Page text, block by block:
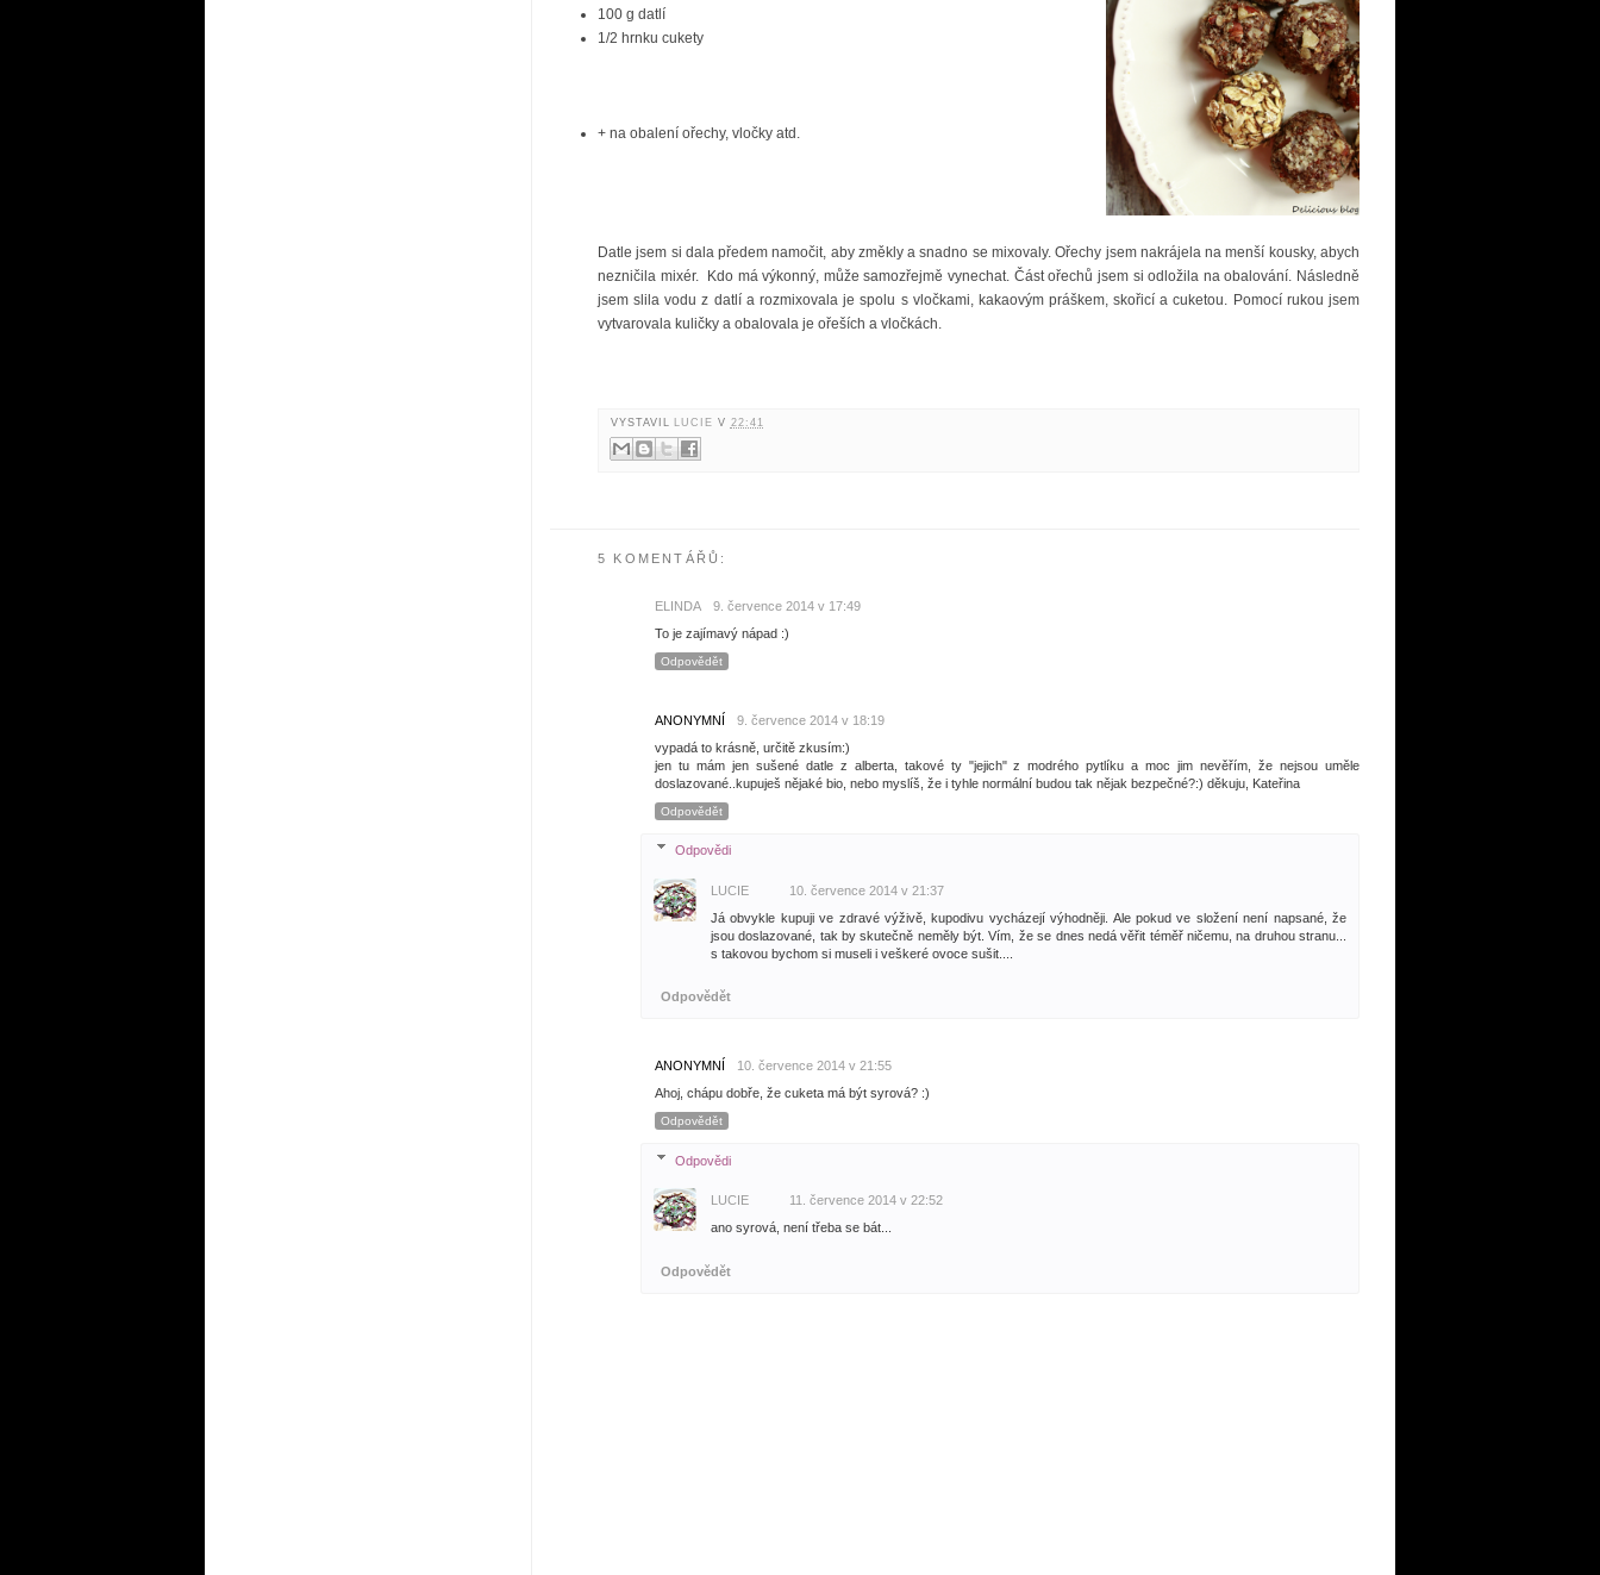
100 g datlí
1/2 hrnku cukety
+ na obalení ořechy, vločky atd.
Datle jsem si dala předem namočit, aby změkly a snadno se mixovaly. Ořechy jsem nakrájela na menší kousky, abych
nezničila mixér. Kdo má výkonný, může samozřejmě vynechat. Část ořechů jsem si odložila na obalování. Následně
jsem slila vodu z datlí a rozmixovala je spolu s vločkami, kakaovým práškem, skořicí a cuketou. Pomocí rukou jsem
vytvarovala kuličky a obalovala je ořeších a vločkách.
VYSTAVIL LUCIEV 22:41
5 KOMENTÁŘŮ:
ELINDA
9. července 2014 v 17:49
To je zajímavý nápad :)
Odpovědět
ANONYMNÍ
9. července 2014 v 18:19
vypadá to krásně, určitě zkusím:)
jen tu mám jen sušené datle z alberta, takové ty "jejich" z modrého pytlíku a moc jim nevěřím, že nejsou uměle
doslazované..kupuješ nějaké bio, nebo myslíš, že i tyhle normální budou tak nějak bezpečné?:) děkuju, Kateřina
Odpovědět
Odpovědi
LUCIE
10. července 2014 v 21:37
Já obvykle kupuji ve zdravé výživě, kupodivu vycházejí výhodněji. Ale pokud ve složení není napsané, že
jsou doslazované, tak by skutečně neměly být. Vím, že se dnes nedá věřit téměř ničemu, na druhou stranu...
s takovou bychom si museli i veškeré ovoce sušit....
Odpovědět
ANONYMNÍ
10. července 2014 v 21:55
Ahoj, chápu dobře, že cuketa má být syrová? :)
Odpovědět
Odpovědi
LUCIE
11. července 2014 v 22:52
ano syrová, není třeba se bát...
Odpovědět